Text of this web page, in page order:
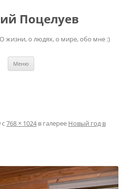
Поцелуев
жизни, о людях, о мире, обо мне :)
Меню
с768 × 1024в галерее Новый год в